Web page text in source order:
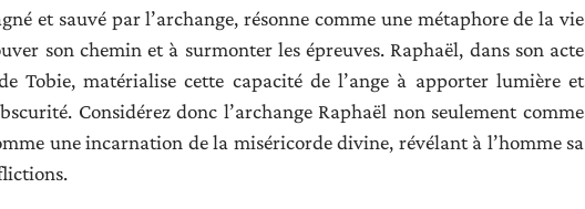
et sauvé par l’archange, résonne comme une métaphore de la vie
son chemin et à surmonter les épreuves. Raphaël, dans son acte
Tobie, matérialise cette capacité de l’ange à apporter lumière et
Considérez donc l’archange Raphaël non seulement comme
une incarnation de la miséricorde divine, révélant à l’homme sa